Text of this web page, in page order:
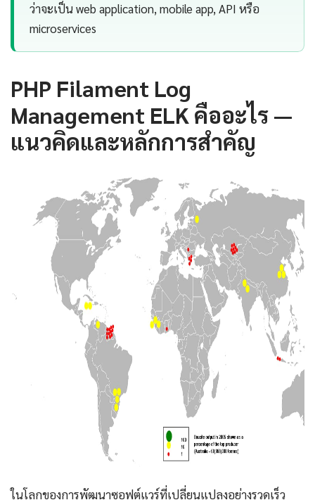
ว่าจะเป็น web application, mobile app, API หรือ
microservices
PHP Filament Log
Management ELK คืออะไร —
แนวคิดและหลักการสำคัญ
ในโลกของการพัฒนาซอฟต์แวร์ที่เปลี่ยนแปลงอย่างรวดเร็ว